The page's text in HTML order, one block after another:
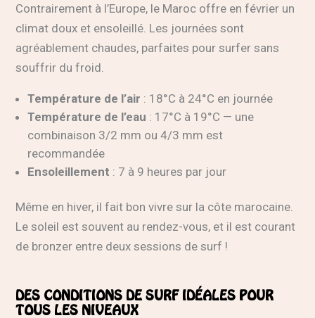
Contrairement à l’Europe, le Maroc offre en février un
climat doux et ensoleillé. Les journées sont
agréablement chaudes, parfaites pour surfer sans
souffrir du froid.
Température de l’air : 18°C à 24°C en journée
Température de l’eau : 17°C à 19°C — une
combinaison 3/2 mm ou 4/3 mm est
recommandée
Ensoleillement : 7 à 9 heures par jour
Même en hiver, il fait bon vivre sur la côte marocaine.
Le soleil est souvent au rendez-vous, et il est courant
de bronzer entre deux sessions de surf !
DES CONDITIONS DE SURF IDÉALES POUR
TOUS LES NIVEAUX